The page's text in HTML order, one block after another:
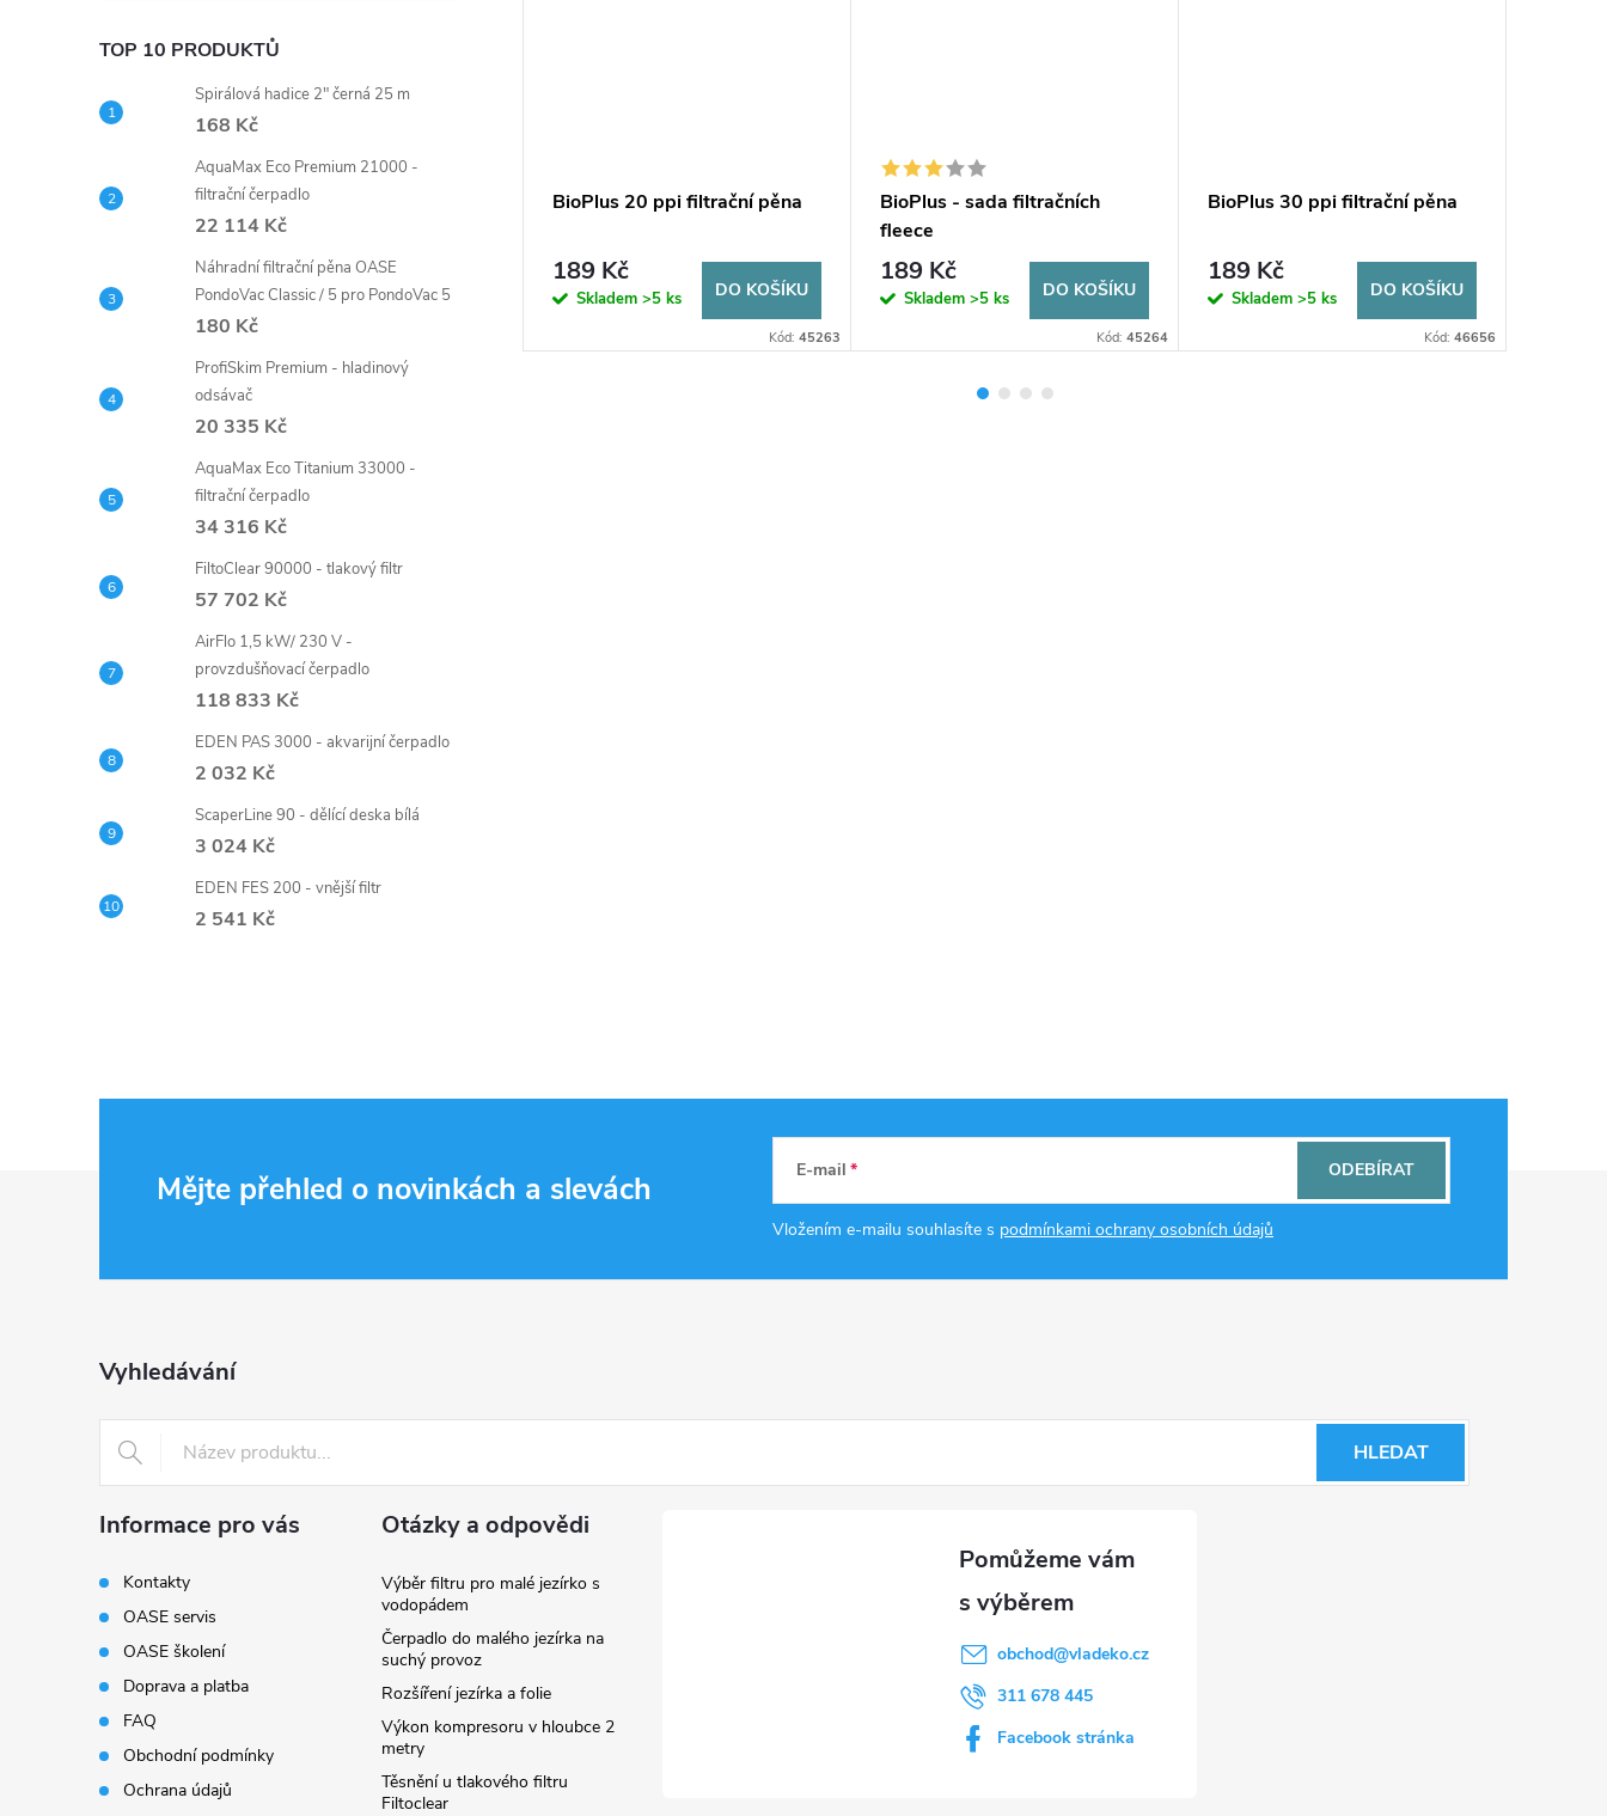
TOP 10 PRODUKTŮ
Spirálová hadice 2" černá 25 m
168 Kč
AquaMax Eco Premium 21000 -
filtrační čerpadlo
22 114 Kč
Náhradní filtrační pěna OASE
PondoVac Classic / 5 pro PondoVac 5
180 Kč
ProfiSkim Premium - hladinový
odsávač
20 335 Kč
AquaMax Eco Titanium 33000 -
filtrační čerpadlo
34 316 Kč
FiltoClear 90000 - tlakový filtr
57 702 Kč
AirFlo 1,5 kW/ 230 V -
provzdušňovací čerpadlo
118 833 Kč
EDEN PAS 3000 - akvarijní čerpadlo
2 032 Kč
ScaperLine 90 - dělící deska bílá
3 024 Kč
EDEN FES 200 - vnější filtr
2 541 Kč
filtrační pěna
DO KOŠÍKU
BioPlus - sada uhlíkových
filtračních pěn 4
405 Kč
Skladem>5 ks DO KOŠÍKU
BioPlus 20 ppi filtrační pěna
189 Kč
Skladem >5 ks DO KOŠÍKU
Kód: 45263
BioPlus - sada filtračních
fleece
189 Kč
Skladem >5 ks DO KOŠÍKU
Kód: 45264
BioPlus 30 ppi filtrační pěna
189 Kč
Skladem >5 ks DO KOŠÍKU
Kód: 46656
Mějte přehled o novinkách a slevách E-mail
Vložením e-mailu souhlasíte s podmínkami ochrany osobních údajů
ODEBÍRAT
Vyhledávání
HLEDAT
Informace pro vás
Kontakty
OASE servis
OASE školení
Doprava a platba
FAQ
Obchodní podmínky
Ochrana údajů
Otázky a odpovědi
Výběr filtru pro malé jezírko s
vodopádem
Čerpadlo do malého jezírka na
suchý provoz
Rozšíření jezírka a folie
Výkon kompresoru v hloubce 2
metry
Těsnění u tlakového filtru
Filtoclear
obchod@vladeko.cz
311 678 445
Facebook stránka